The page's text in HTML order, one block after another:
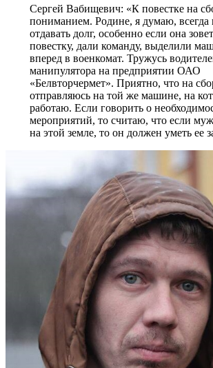
Сергей Вабищевич: «К повестке на
пониманием. Родине, я думаю,
отдавать долг, особенно если она
повестку, дали команду, выделили
вперед в военкомат. Тружусь
манипулятора на предприятии ОАО
«Белвторчермет». Приятно, что на
отправляюсь на той же машине, на
работаю. Если говорить о
мероприятий, то считаю, что если
на этой земле, то он должен уметь ее